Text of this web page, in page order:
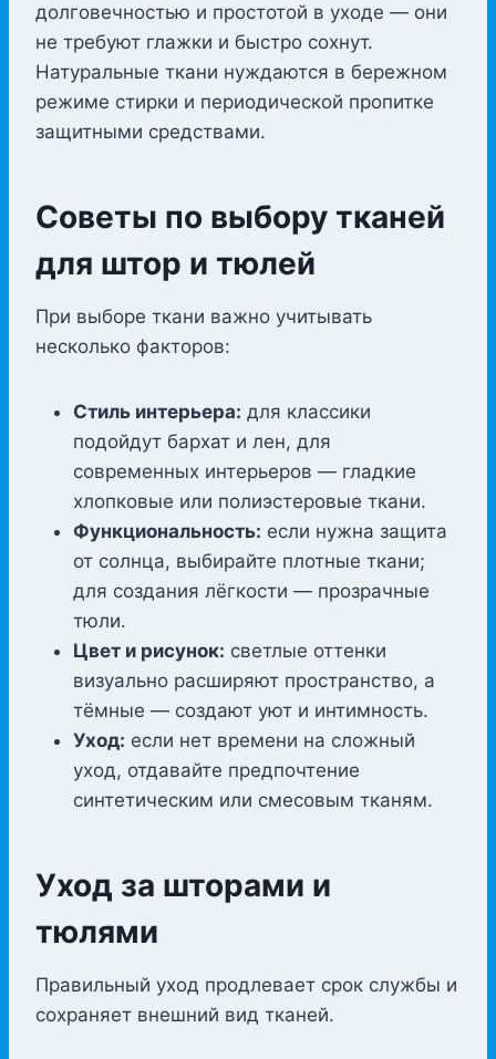
долговечностью и простотой в уходе — они
не требуют глажки и быстро сохнут.
Натуральные ткани нуждаются в бережном
режиме стирки и периодической пропитке
защитными средствами.
Советы по выбору тканей
для штор и тюлей
При выборе ткани важно учитывать
несколько факторов:
Стиль интерьера: для классики
подойдут бархат и лен, для
современных интерьеров — гладкие
хлопковые или полиэстеровые ткани.
Функциональность: если нужна защита
от солнца, выбирайте плотные ткани;
для создания лёгкости — прозрачные
тюли.
Цвет и рисунок: светлые оттенки
визуально расширяют пространство, а
тёмные — создают уют и интимность.
Уход: если нет времени на сложный
уход, отдавайте предпочтение
синтетическим или смесовым тканям.
Уход за шторами и
тюлями
Правильный уход продлевает срок службы и
сохраняет внешний вид тканей.